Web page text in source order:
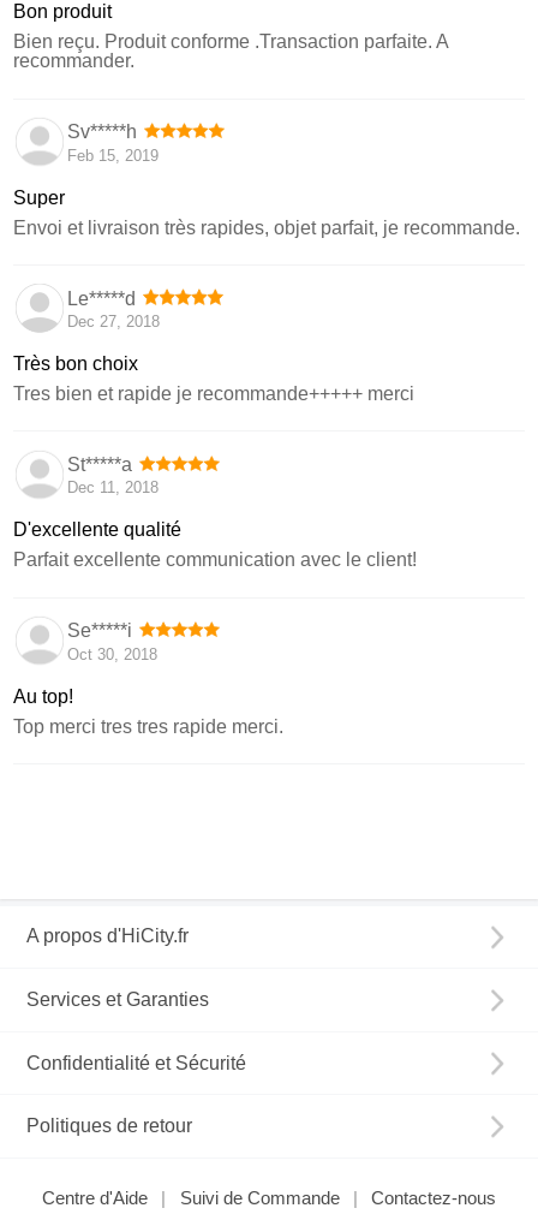
Bon produit
Bien reçu. Produit conforme .Transaction parfaite. A
recommander.
Sv*****h
Feb 15, 2019
Super
Envoi et livraison très rapides, objet parfait, je recommande.
Le*****d
Dec 27, 2018
Très bon choix
Tres bien et rapide je recommande+++++ merci
St*****a
Dec 11, 2018
D'excellente qualité
Parfait excellente communication avec le client!
Se*****i
Oct 30, 2018
Au top!
Top merci tres tres rapide merci.
A propos d'HiCity.fr
Services et Garanties
Confidentialité et Sécurité
Politiques de retour
Centre d'Aide Suivi de Commande Contactez-nous